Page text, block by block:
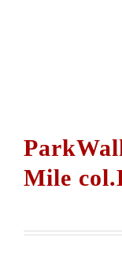
Mile